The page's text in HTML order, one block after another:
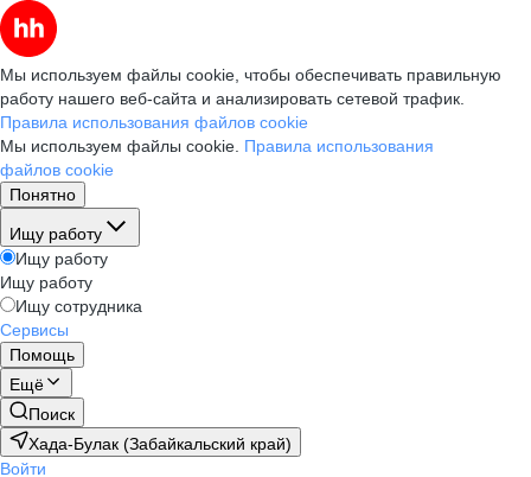
Мы используем файлы cookie, чтобы обеспечивать правильную
работу нашего веб-сайта и анализировать сетевой трафик.
Правила использования файлов cookie
Мы используем файлы cookie. Правила использования
файлов cookie
Понятно
Ищу работу
Ищу работу
Ищу работу
Ищу сотрудника
Сервисы
Помощь
Ещё
Поиск
Хада-Булак (Забайкальский край)
Войти